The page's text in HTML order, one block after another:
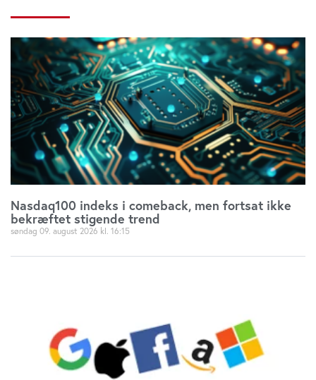
Nasdaq100 indeks i comeback, men fortsat ikke
bekræftet stigende trend
søndag 09. august 2026 16:15